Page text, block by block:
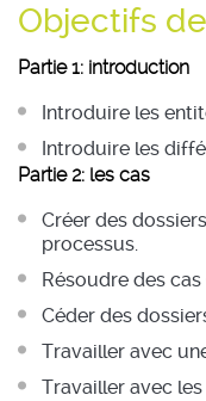
Objectifs
Partie 1: introduction
Introduire les
Introduire les
Partie 2: les cas
Créer des
processus.
Résoudre des
Céder des
Travailler avec
Travailler avec